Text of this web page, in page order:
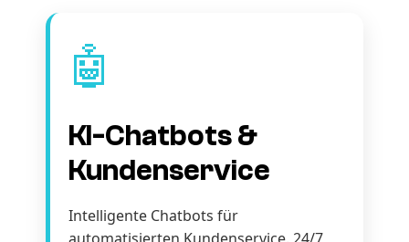
🤖
KI-Chatbots &
Kundenservice
Intelligente Chatbots für